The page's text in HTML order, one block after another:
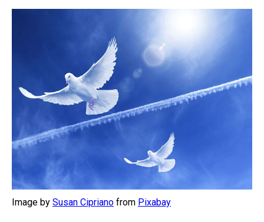
Image by Susan Cipriano from Pixabay